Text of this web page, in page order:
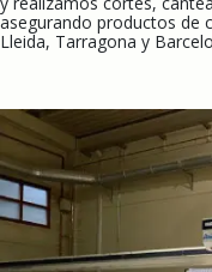
asegurando productos de
Lleida, Tarragona y